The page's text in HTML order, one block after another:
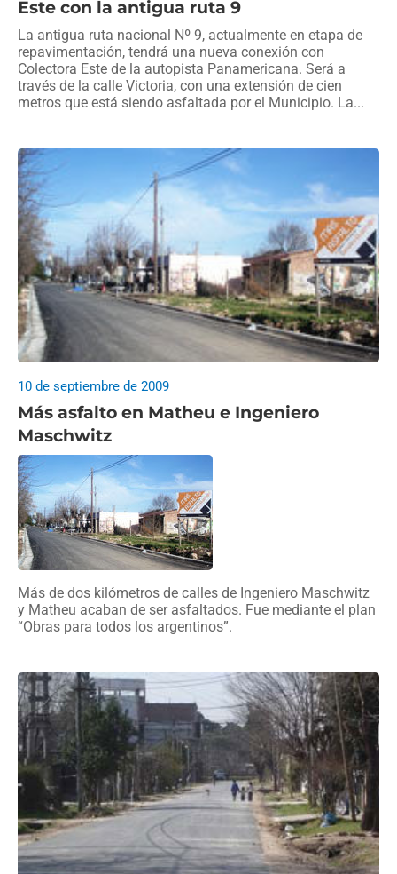
Este con la antigua ruta 9
La antigua ruta nacional Nº 9, actualmente en etapa de
repavimentación, tendrá una nueva conexión con
Colectora Este de la autopista Panamericana. Será a
través de la calle Victoria, con una extensión de cien
metros que está siendo asfaltada por el Municipio. La...
Más asfalto en Matheu e Ingeniero
Maschwitz
10 de septiembre de 2009
Más de dos kilómetros de calles de Ingeniero Maschwitz
y Matheu acaban de ser asfaltados. Fue mediante el plan
“Obras para todos los argentinos”.